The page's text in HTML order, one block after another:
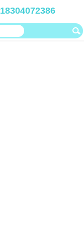
18304072386